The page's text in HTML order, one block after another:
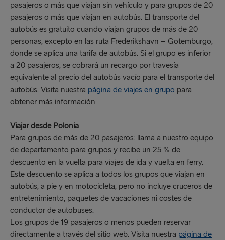
pasajeros o más que viajan sin vehículo y para grupos de 20
pasajeros o más que viajan en autobús. El transporte del
autobús es gratuito cuando viajan grupos de más de 20
personas, excepto en las ruta Frederikshavn – Gotemburgo,
donde se aplica una tarifa de autobús. Si el grupo es inferior
a 20 pasajeros, se cobrará un recargo por travesía
equivalente al precio del autobús vacío para el transporte del
autobús. Visita nuestra página de viajes en grupo para
obtener más información
Viajar desde Polonia
Para grupos de más de 20 pasajeros: llama a nuestro equipo
de departamento para grupos y recibe un 25 % de
descuento en la vuelta para viajes de ida y vuelta en ferry.
Este descuento se aplica a todos los grupos que viajan en
autobús, a pie y en motocicleta, pero no incluye cruceros de
entretenimiento, paquetes de vacaciones ni costes de
conductor de autobuses.
Los grupos de 19 pasajeros o menos pueden reservar
directamente a través del sitio web. Visita nuestra página de